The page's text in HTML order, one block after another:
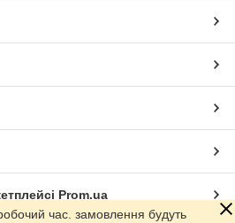
Prom.ua
час. замовлення будуть